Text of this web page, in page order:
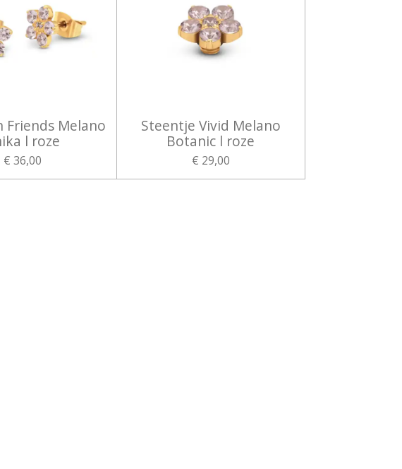
Friends Melano
l roze
€ 36,00
Steentje Vivid Melano
Botanic l roze
€ 29,00